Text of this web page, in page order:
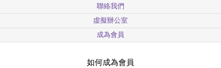
聯絡我們
虛擬辦公室
成為會員
如何成為會員